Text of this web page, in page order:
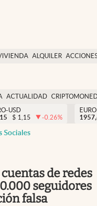
ALQUILER
ACTUALIDAD
USD
$ 1,15 -0.26%
Sociales
de redes
seguidores
falsa